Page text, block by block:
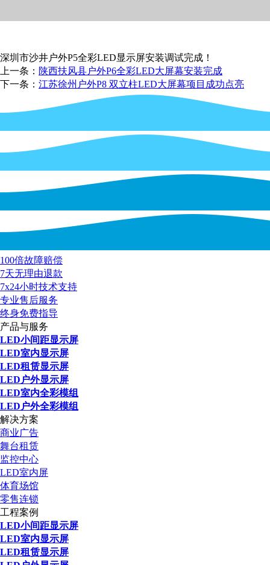
深圳市沙井户外P5全彩LED显示屏安装调试完成！
上一条： 陕西扶风县户外P6全彩LED大屏幕安装完成
下一条： 江苏徐州户外P8 双立柱LED大屏幕项目成功点亮
100倍故障赔偿
7天无理由退款
7x24小时技术支持
专业售后服务
终身免费指导
产品与服务
LED小间距显示屏
LED室内显示屏
LED租赁显示屏
LED户外显示屏
LED室内全彩模组
LED户外全彩模组
解决方案
商业广告
舞台租赁
监控中心
LED室内屏
体育场馆
零售连锁
工程案例
LED小间距显示屏
LED室内显示屏
LED租赁显示屏